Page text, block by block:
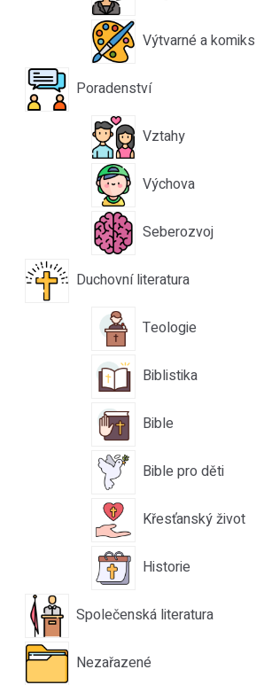
Výtvarné a komiks
Poradenství
Vztahy
Výchova
Seberozvoj
Duchovní literatura
Teologie
Biblistika
Bible
Bible pro děti
Křesťanský život
Historie
Společenská literatura
Nezařazené